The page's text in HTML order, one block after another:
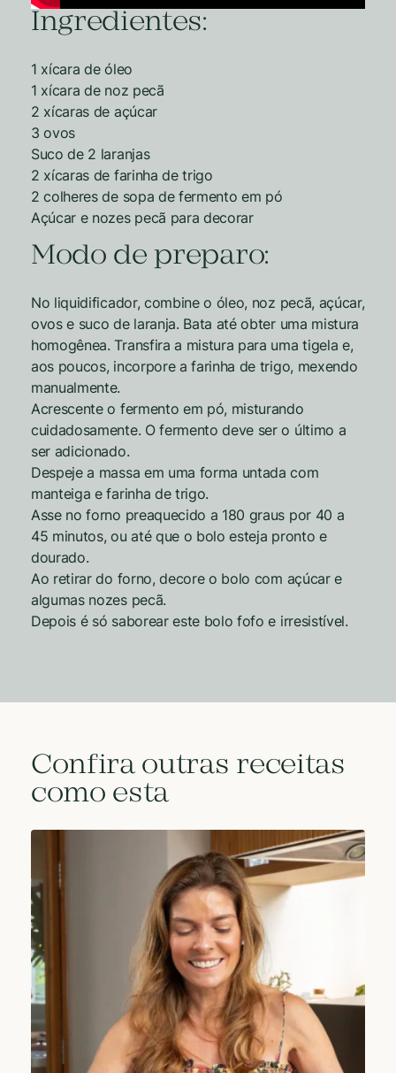
Ingredientes:
1 xícara de óleo
1 xícara de noz pecã
2 xícaras de açúcar
3 ovos
Suco de 2 laranjas
2 xícaras de farinha de trigo
2 colheres de sopa de fermento em pó
Açúcar e nozes pecã para decorar
Modo de preparo:
No liquidificador, combine o óleo, noz pecã, açúcar,
ovos e suco de laranja. Bata até obter uma mistura
homogênea. Transfira a mistura para uma tigela e,
aos poucos, incorpore a farinha de trigo, mexendo
manualmente.
Acrescente o fermento em pó, misturando
cuidadosamente. O fermento deve ser o último a
ser adicionado.
Despeje a massa em uma forma untada com
manteiga e farinha de trigo.
Asse no forno preaquecido a 180 graus por 40 a
45 minutos, ou até que o bolo esteja pronto e
dourado.
Ao retirar do forno, decore o bolo com açúcar e
algumas nozes pecã.
Depois é só saborear este bolo fofo e irresistível.
Confira outras receitas
como esta